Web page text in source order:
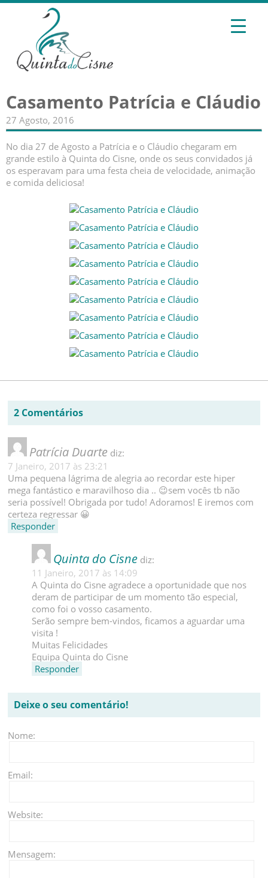
Casamento Patrícia e Cláudio
27 Agosto, 2016
No dia 27 de Agosto a Patrícia e o Cláudio chegaram em
grande estilo à Quinta do Cisne, onde os seus convidados já
os esperavam para uma festa cheia de velocidade, animação
e comida deliciosa!
2 Comentários
Patrícia Duarte diz:
7 Janeiro, 2017 às 23:21
Uma pequena lágrima de alegria ao recordar este hiper
mega fantástico e maravilhoso dia .. 😉sem vocês tb não
seria possível! Obrigada por tudo! Adoramos! E iremos com
certeza regressar 😀
Responder
Quinta do Cisne diz:
11 Janeiro, 2017 às 14:09
A Quinta do Cisne agradece a oportunidade que nos
deram de participar de um momento tão especial,
como foi o vosso casamento.
Serão sempre bem-vindos, ficamos a aguardar uma
visita !
Muitas Felicidades
Equipa Quinta do Cisne
Responder
Deixe o seu comentário!
Nome:
Email:
Website:
Mensagem: